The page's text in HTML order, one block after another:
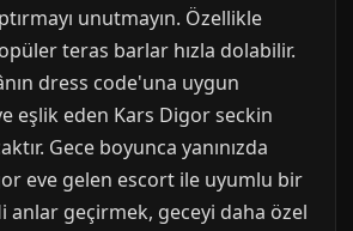
unutmayın. Özellikle
teras barlar hızla dolabilir.
dress code'una uygun
eşlik eden Kars Digor seckin
Gece boyunca yanınızda
eve gelen escort ile uyumlu bir
anlar geçirmek, geceyi daha özel